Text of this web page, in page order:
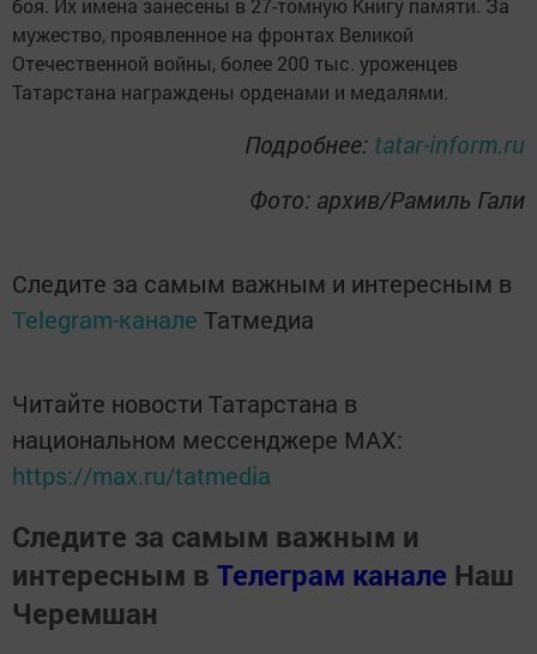
мужество, проявленное на фронтах Великой
Отечественной войны, более 200 тыс. уроженцев
Татарстана награждены орденами и медалями.
Подробнее: tatar-inform.ru
Фото: архив/Рамиль Гали
Следите за самым важным и интересным в
Telegram-канале Татмедиа
Читайте новости Татарстана в
национальном мессенджере MАХ:
https://max.ru/tatmedia
Следите за самым важным и
интересным в Телеграм канале Наш
Черемшан